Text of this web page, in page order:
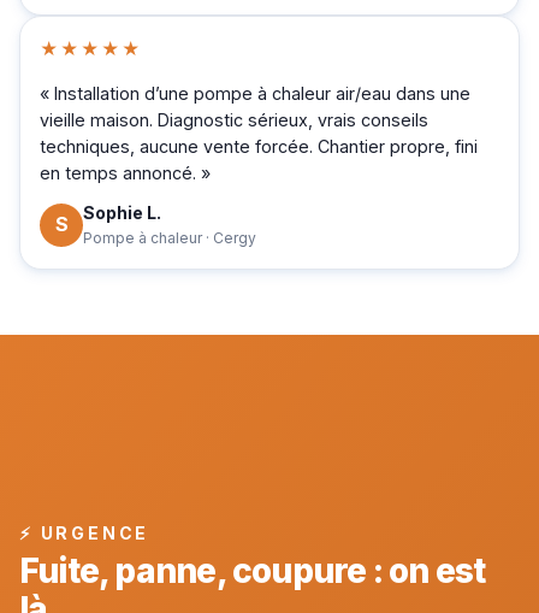
★★★★★
« Installation d’une pompe à chaleur air/eau dans une
vieille maison. Diagnostic sérieux, vrais conseils
techniques, aucune vente forcée. Chantier propre, fini
en temps annoncé. »
S Sophie L.
Pompe à chaleur · Cergy
⚡ URGENCE
Fuite, panne, coupure : on est